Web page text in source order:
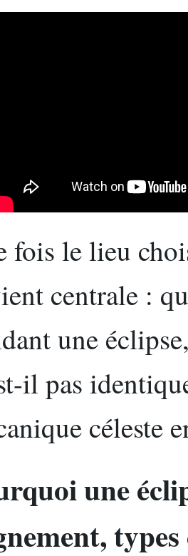
fois le lieu
centrale :
une
il pas
céleste
une
types